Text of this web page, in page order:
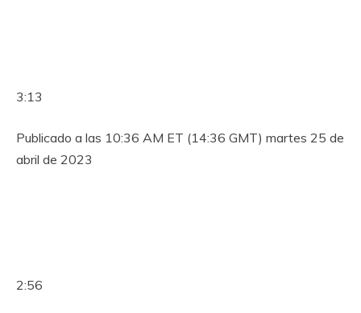
3:13
Publicado a las 10:36 AM ET (14:36 ​​GMT) martes 25 de
abril de 2023
2:56